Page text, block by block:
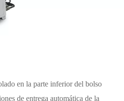
en la parte inferior del bolso
de entrega automática de la